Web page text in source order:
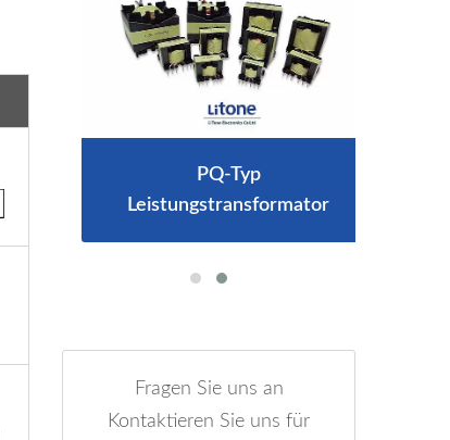
PQ-Typ
Leistungstransformator
Fragen Sie uns an
Kontaktieren Sie uns für